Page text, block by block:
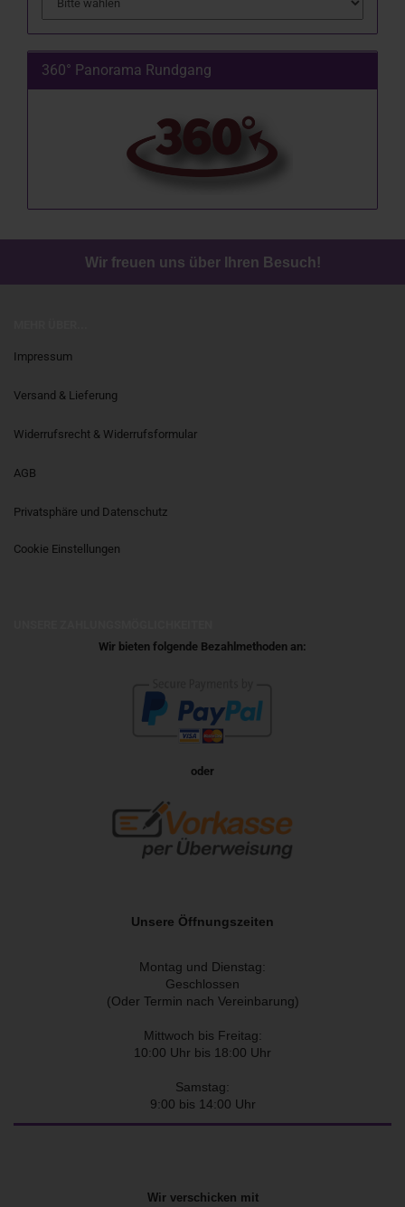
360° Panorama Rundgang
Wir freuen uns über Ihren Besuch!
Impressum
Versand & Lieferung
Widerrufsrecht & Widerrufsformular
AGB
Privatsphäre und Datenschutz
Cookie Einstellungen
Wir bieten folgende Bezahlmethoden an:
oder
Unsere Öffnungszeiten
Montag und Dienstag:
Geschlossen
(Oder Termin nach Vereinbarung)
Mittwoch bis Freitag:
10:00 Uhr bis 18:00 Uhr
Samstag:
9:00 bis 14:00 Uhr
Wir verschicken mit